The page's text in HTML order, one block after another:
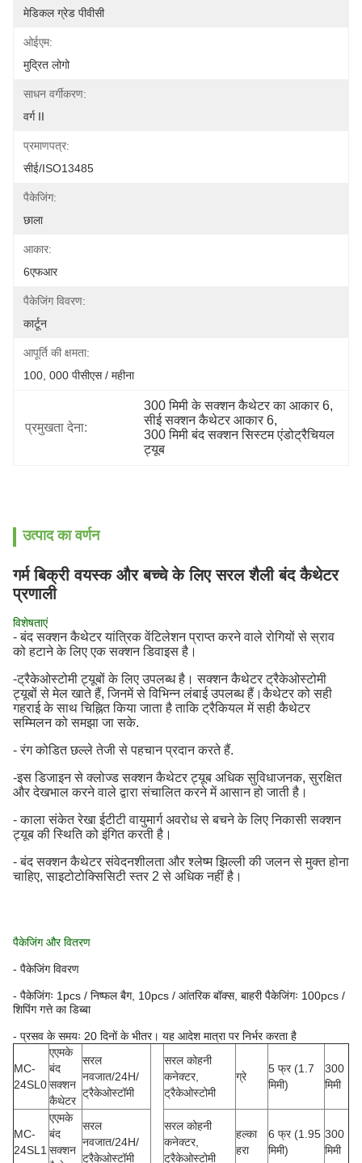
मेडिकल ग्रेड पीवीसी
ओईएम:
मुद्रित लोगो
साधन वर्गीकरण:
वर्ग II
प्रमाणपत्र:
सीई/ISO13485
पैकेजिंग:
छाला
आकार:
6एफआर
पैकेजिंग विवरण:
कार्टून
आपूर्ति की क्षमता:
100, 000 पीसीएस / महीना
प्रमुखता देना:
300 मिमी के सक्शन कैथेटर का आकार 6
सीई सक्शन कैथेटर आकार 6,
300 मिमी बंद सक्शन सिस्टम एंडोट्रैचियल
ट्यूब
उत्पाद का वर्णन
गर्म बिक्री वयस्क और बच्चे के लिए सरल शैली बंद कैथेटर
प्रणाली
विशेषताएं
- बंद सक्शन कैथेटर यांत्रिक वेंटिलेशन प्राप्त करने वाले रोगियों से स्राव
को हटाने के लिए एक सक्शन डिवाइस है।
-ट्रैकेओस्टोमी ट्यूबों के लिए उपलब्ध है। सक्शन कैथेटर ट्रैकेओस्टोमी
ट्यूबों से मेल खाते हैं, जिनमें से विभिन्न लंबाई उपलब्ध हैं।कैथेटर को सही
गहराई के साथ चिह्नित किया जाता है ताकि ट्रैकियल में सही कैथेटर
सम्मिलन को समझा जा सके.
- रंग कोडित छल्ले तेजी से पहचान प्रदान करते हैं.
-इस डिजाइन से क्लोज्ड सक्शन कैथेटर ट्यूब अधिक सुविधाजनक, सुरक्षित
और देखभाल करने वाले द्वारा संचालित करने में आसान हो जाती है।
- काला संकेत रेखा ईटीटी वायुमार्ग अवरोध से बचने के लिए निकासी सक्शन
ट्यूब की स्थिति को इंगित करती है।
- बंद सक्शन कैथेटर संवेदनशीलता और श्लेष्म झिल्ली की जलन से मुक्त होना
चाहिए, साइटोटोक्सिसिटी स्तर 2 से अधिक नहीं है।
पैकेजिंग और वितरण
- पैकेजिंग विवरण
- पैकेजिंगः 1pcs / निष्फल बैग, 10pcs / आंतरिक बॉक्स, बाहरी पैकेजिंगः 100pcs /
शिपिंग गत्ते का डिब्बा
- प्रसव के समयः 20 दिनों के भीतर। यह आदेश मात्रा पर निर्भर करता है
MC-
24SL0
एएमके
बंद
सक्शन
कैथेटर
सरल
नवजात/24H/
ट्रैकेओस्टॉमी
सरल कोहनी
कनेक्टर,
ट्रैकेओस्टोमी
ग्रे
5 फ्र (1.7
मिमी)
300
मिमी
MC-
24SL1
एएमके
बंद
सक्शन
सरल
नवजात/24H/
ट्रैकेओस्टॉमी
सरल कोहनी
कनेक्टर,
ट्रैकेओस्टोमी
हल्का
हरा
6 फ्र (1.95
मिमी)
300
मिमी